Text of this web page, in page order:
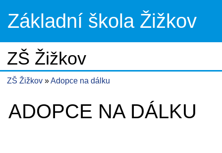
Základní škola Žižkov
ZŠ Žižkov
ZŠ Žižkov Adopce na dálku
ADOPCE NA DÁLKU